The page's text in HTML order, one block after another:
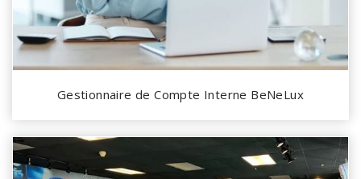
Gestionnaire de Compte Interne BeNeLux